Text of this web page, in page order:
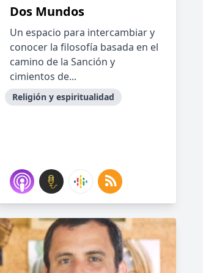
Dos Mundos
Un espacio para intercambiar y
conocer la filosofía basada en el
camino de la Sanción y
cimientos de...
Religión y espiritualidad